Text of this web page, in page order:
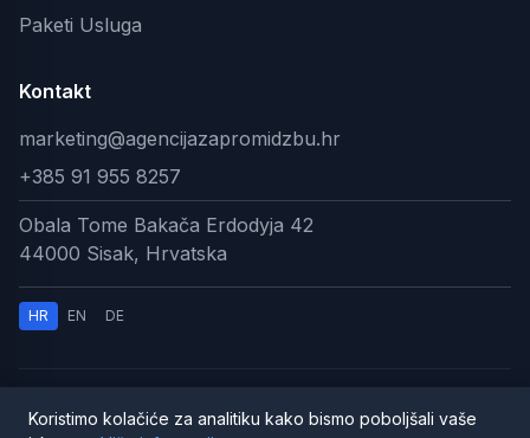
Paketi Usluga
Kontakt
marketing@agencijazapromidzbu.hr
+385 91 955 8257
Obala Tome Bakača Erdodyja 42
44000 Sisak, Hrvatska
HR EN DE
© 2026 AI Digitalna Agencija. Sva prava pridržana.
Koristimo kolačiće za analitiku kako bismo poboljšali vaše